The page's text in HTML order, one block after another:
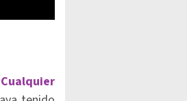
Cualquier